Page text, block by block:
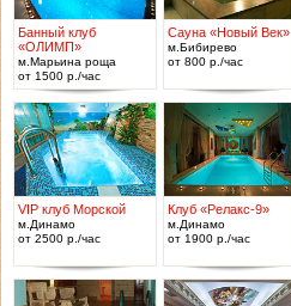
Банный клуб
«ОЛИМП»
м.Марьина роща
от 1500 р./час
Сауна «Новый Век»
м.Бибирево
от 800 р./час
VIP клуб Морской
м.Динамо
от 2500 р./час
Клуб «Релакс-9»
м.Динамо
от 1900 р./час